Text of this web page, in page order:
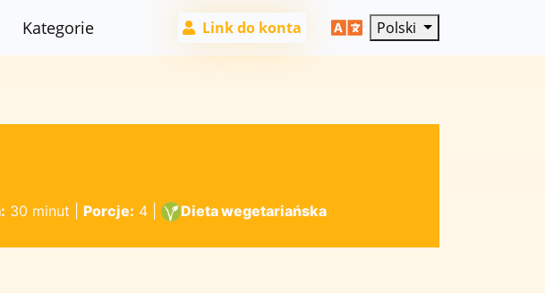
Kategorie Link do konta Polski
30 minut Porcje: 4| Dieta wegetariańska